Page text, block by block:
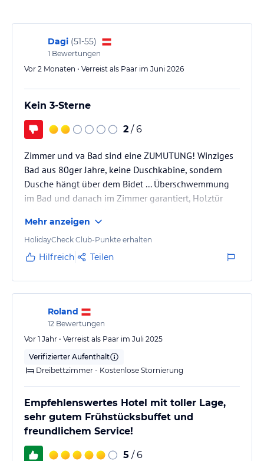
Hinweis: Verfasst von HolidayCheck mit Hilfe von KI. Alle
Angaben ohne Gewähr. Bitte lies vor der Buchung die
Dagi (51-55)
1 Bewertungen
Vor 2 Monaten • Verreist als Paar im Juni 2026
Kein 3-Sterne
2 / 6
Zimmer und va Bad sind eine ZUMUTUNG! Winziges
Bad aus 80ger Jahre, keine Duschkabine, sondern
Dusche hängt über dem Bidet ... Überschwemmung
im Bad und danach im Zimmer garantiert, Holztür
Kleiderschrank ebenfalls aus den 80gern! Zimmertür:
Spalte von 2cm zw Boden und Tür. Aufzug: so eng,
dass wir samt Gepäck nicht reinpassten. Sehr dünne
Sterne, aber garantiert kein 3 Sterne-Hotel!
EinzigesPlus: sehr gutes Frühstücksbüffet…
Mehr anzeigen
HolidayCheck Club-Punkte erhalten
Hilfreich Teilen
Roland
12 Bewertungen
Vor 1 Jahr • Verreist als Paar im Juli 2025
Verifizierter Aufenthalt
Dreibettzimmer - Kostenlose Stornierung
Empfehlenswertes Hotel mit toller Lage,
sehr gutem Frühstücksbuffet und
freundlichem Service!
5 / 6